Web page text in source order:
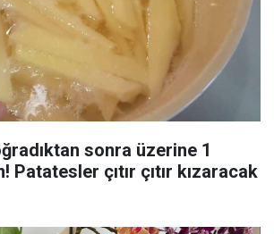
sonra üzerine 1
Patatesler çıtır çıtır kızaracak